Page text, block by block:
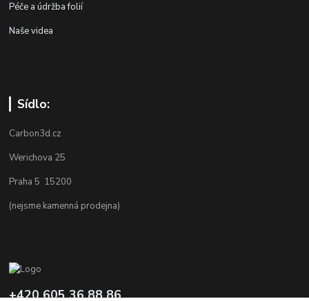
Péče a údržba folií
Naše videa
Sídlo:
Carbon3d.cz
Werichova 25
Praha 5 15200
(nejsme kamenná prodejna)
+420 605 36 88 86